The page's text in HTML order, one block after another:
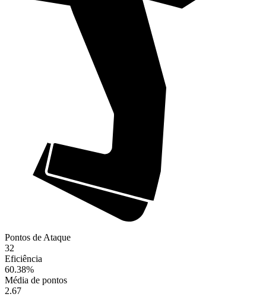
Pontos de Ataque
32
Eficiência
60.38%
Média de pontos
2.67